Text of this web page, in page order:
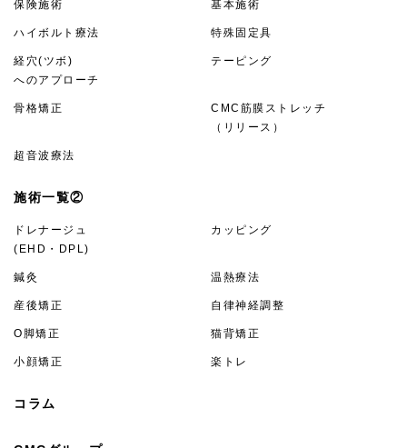
保険施術 基本施術
ハイボルト療法 特殊固定具
経穴(ツボ)
へのアプローチ
テーピング
骨格矯正
CMC筋膜ストレッチ
（リリース）
超音波療法
施術一覧②
ドレナージュ
(EHD・DPL)
カッピング
鍼灸 温熱療法
産後矯正 自律神経調整
O脚矯正 猫背矯正
小顔矯正 楽トレ
コラム